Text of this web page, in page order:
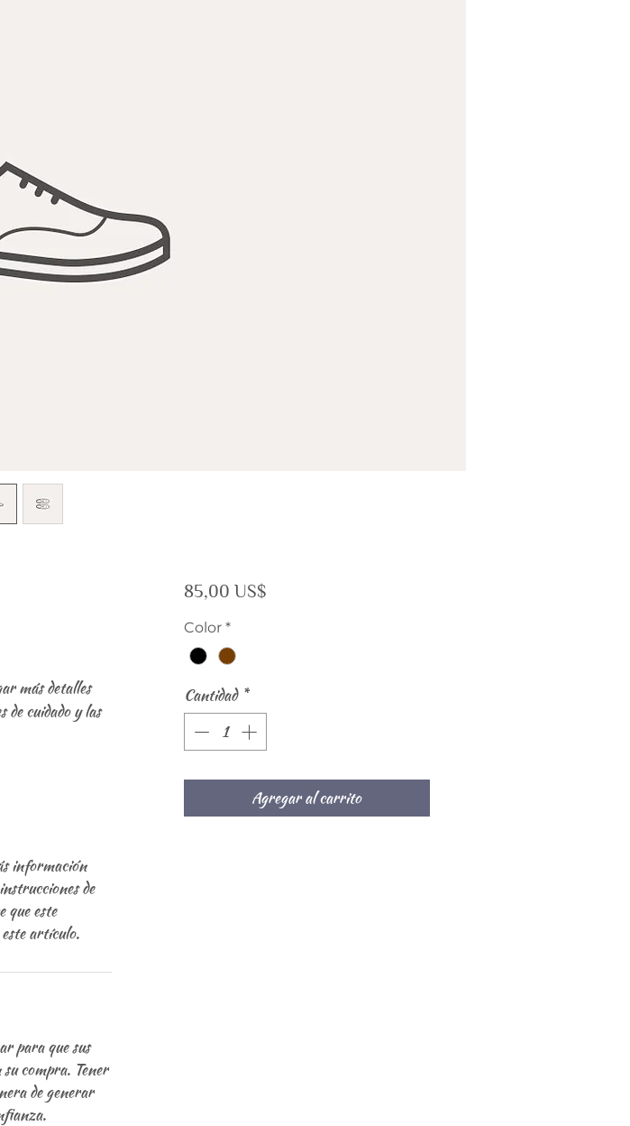
más detalles
cuidado y las
información
de
que este
este artículo.
para que sus
su compra. Tener
de generar
85,00 US$Precio
Color *
Cantidad *
Agregar al carrito